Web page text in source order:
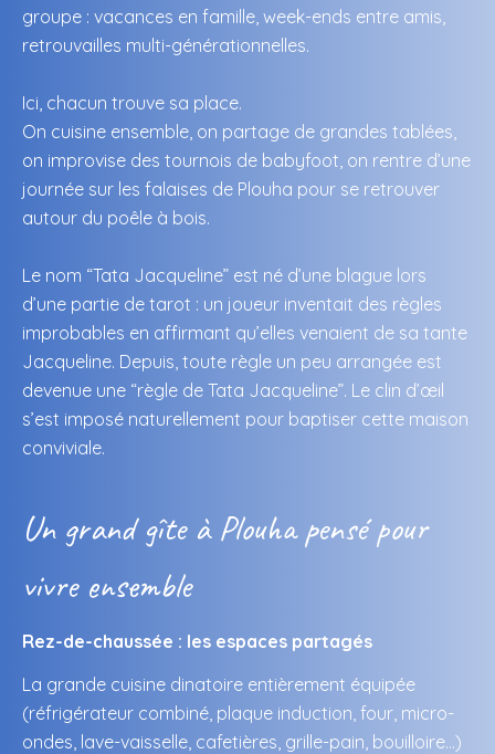
groupe : vacances en famille, week-ends entre amis,
retrouvailles multi-générationnelles.
Ici, chacun trouve sa place.
On cuisine ensemble, on partage de grandes tablées,
on improvise des tournois de babyfoot, on rentre d’une
journée sur les falaises de Plouha pour se retrouver
autour du poêle à bois.
Le nom “Tata Jacqueline” est né d’une blague lors
d’une partie de tarot : un joueur inventait des règles
improbables en affirmant qu’elles venaient de sa tante
Jacqueline. Depuis, toute règle un peu arrangée est
devenue une “règle de Tata Jacqueline”. Le clin d’œil
s’est imposé naturellement pour baptiser cette maison
conviviale.
Un grand gîte à Plouha pensé pour
vivre ensemble
Rez-de-chaussée : les espaces partagés
La grande cuisine dinatoire entièrement équipée
(réfrigérateur combiné, plaque induction, four, micro-
ondes, lave-vaisselle, cafetières, grille-pain, bouilloire…)